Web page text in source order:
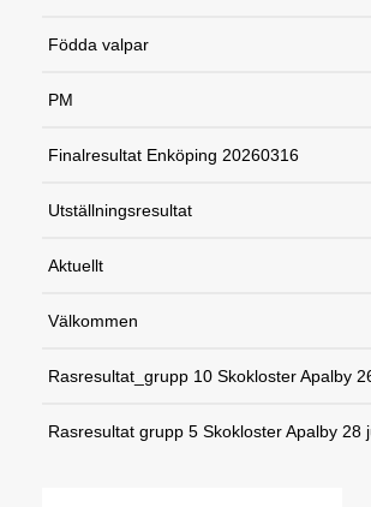
Födda valpar
PM
Finalresultat Enköping 20260316
Utställningsresultat
Aktuellt
Välkommen
Rasresultat_grupp 10 Skokloster Apalby
Rasresultat grupp 5 Skokloster Apalby 28